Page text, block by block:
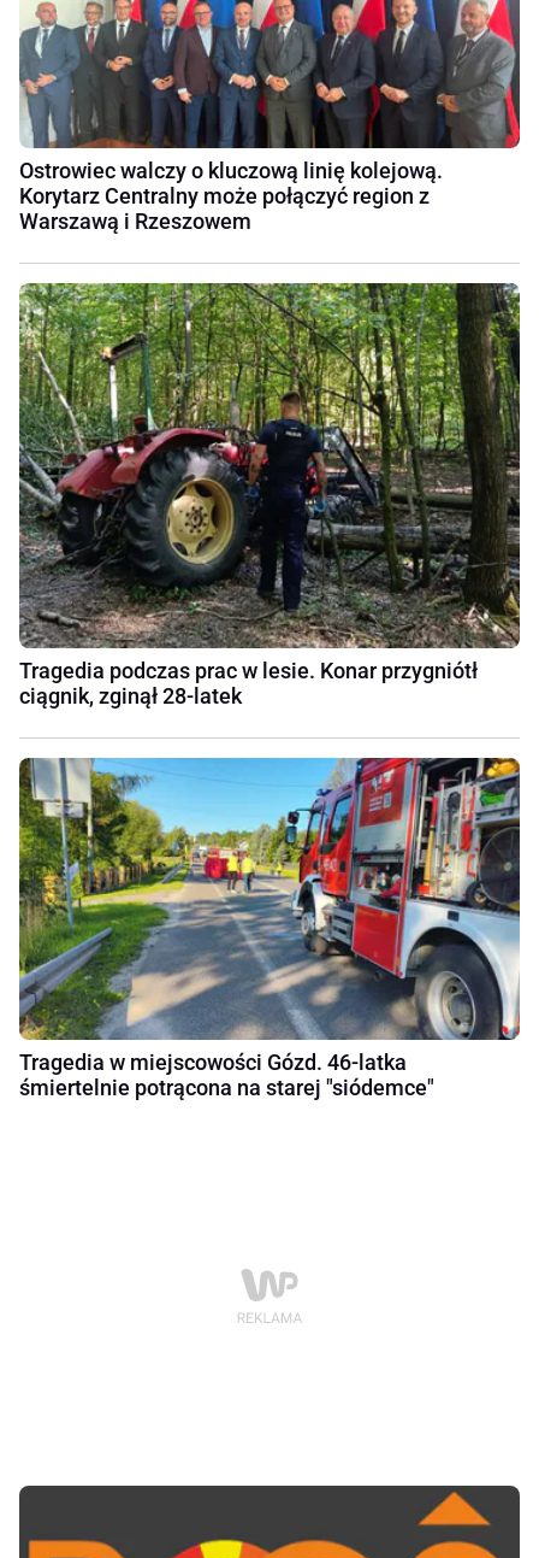
Ostrowiec walczy o kluczową linię kolejową.
Korytarz Centralny może połączyć region z
Warszawą i Rzeszowem
Tragedia podczas prac w lesie. Konar przygniótł
ciągnik, zginął 28-latek
Tragedia w miejscowości Gózd. 46-latka
śmiertelnie potrącona na starej "siódemce"